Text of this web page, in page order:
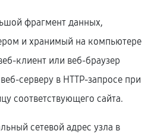
фрагмент данных,
и хранимый на компьютере
клиент или веб-браузер
серверу в HTTP-запросе при
соответствующего сайта.
сетевой адрес узла в